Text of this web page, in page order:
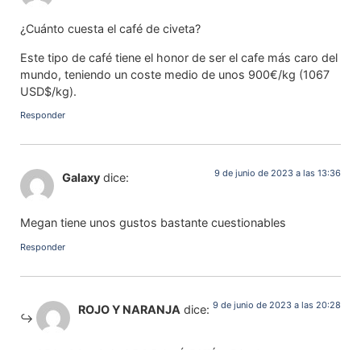
¿Cuánto cuesta el café de civeta?
Este tipo de café tiene el honor de ser el cafe más caro del
mundo, teniendo un coste medio de unos 900€/kg (1067
USD$/kg).
Responder
Galaxy dice: 9 de junio de 2023 a las 13:36
Megan tiene unos gustos bastante cuestionables
Responder
ROJO Y NARANJA dice: 9 de junio de 2023 a las 20:28